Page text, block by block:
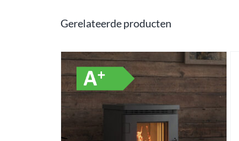
Gerelateerde producten